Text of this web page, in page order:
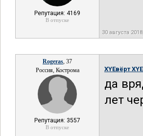
Репутация: 4169
В отпуске
30 августа
Rogeras, 37
Россия, Кострома
Репутация: 3557
В отпуске
XYEвёрт
да
лет